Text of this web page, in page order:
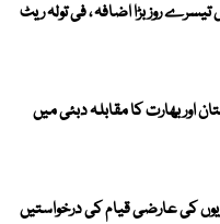
روز بڑا اضافہ ، فی تولہ ریٹ
کپ 2026، پاکستان اور بھارت کا مقابلہ دبئی میں
کی عارضی قیام کی درخواستیں